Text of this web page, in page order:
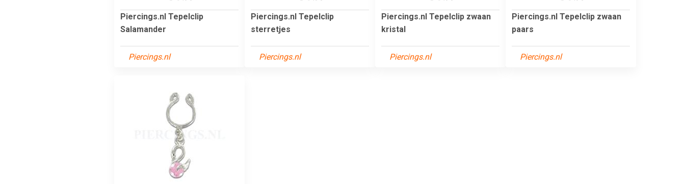
Piercings.nl Tepelclip
Salamander
Piercings.nl
Piercings.nl Tepelclip
sterretjes
Piercings.nl
Piercings.nl Tepelclip zwaan
kristal
Piercings.nl
Piercings.nl Tepelclip zwaan
paars
Piercings.nl